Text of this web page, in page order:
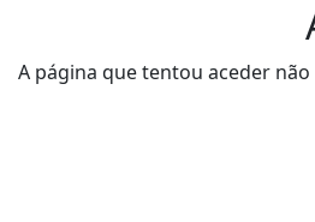
A página que tentou aceder